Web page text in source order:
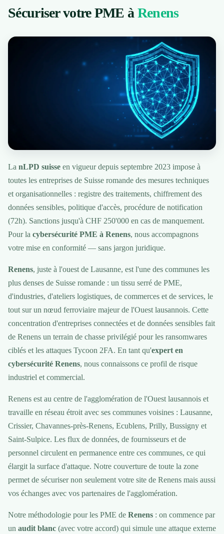
Sécuriser votre PME à Renens
La nLPD suisse en vigueur depuis septembre 2023 impose à
toutes les entreprises de Suisse romande des mesures techniques
et organisationnelles : registre des traitements, chiffrement des
données sensibles, politique d'accès, procédure de notification
(72h). Sanctions jusqu'à CHF 250'000 en cas de manquement.
Pour la cybersécurité PME à Renens, nous accompagnons
votre mise en conformité — sans jargon juridique.
Renens, juste à l'ouest de Lausanne, est l'une des communes les
plus denses de Suisse romande : un tissu serré de PME,
d'industries, d'ateliers logistiques, de commerces et de services, le
tout sur un nœud ferroviaire majeur de l'Ouest lausannois. Cette
concentration d'entreprises connectées et de données sensibles fait
de Renens un terrain de chasse privilégié pour les ransomwares
ciblés et les attaques Tycoon 2FA. En tant qu'expert en
cybersécurité Renens, nous connaissons ce profil de risque
industriel et commercial.
Renens est au centre de l'agglomération de l'Ouest lausannois et
travaille en réseau étroit avec ses communes voisines : Lausanne,
Crissier, Chavannes-près-Renens, Ecublens, Prilly, Bussigny et
Saint-Sulpice. Les flux de données, de fournisseurs et de
personnel circulent en permanence entre ces communes, ce qui
élargit la surface d'attaque. Notre couverture de toute la zone
permet de sécuriser non seulement votre site de Renens mais aussi
vos échanges avec vos partenaires de l'agglomération.
Notre méthodologie pour les PME de Renens : on commence par
un audit blanc (avec votre accord) qui simule une attaque externe